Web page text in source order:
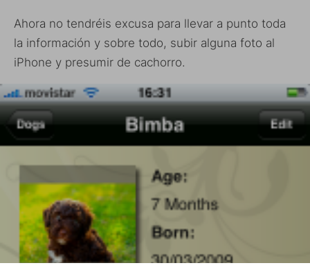
Ahora no tendréis excusa para llevar a punto toda
la información y sobre todo, subir alguna foto al
iPhone y presumir de cachorro.